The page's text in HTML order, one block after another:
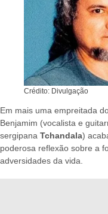
Crédito: Divulgação
Em mais uma empreitada
Benjamim (vocalista e
sergipana Tchandala)
poderosa reflexão sobre a
adversidades da vida.